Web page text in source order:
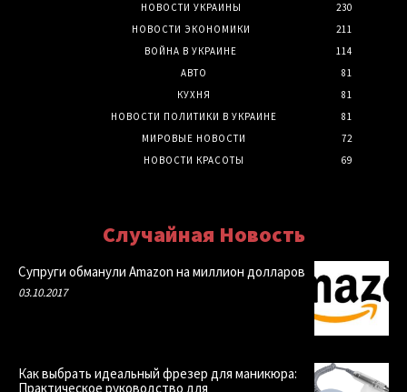
НОВОСТИ УКРАИНЫ
230
НОВОСТИ ЭКОНОМИКИ
211
ВОЙНА В УКРАИНЕ
114
АВТО
81
КУХНЯ
81
НОВОСТИ ПОЛИТИКИ В УКРАИНЕ
81
МИРОВЫЕ НОВОСТИ
72
НОВОСТИ КРАСОТЫ
69
Случайная Новость
Супруги обманули Amazon на миллион долларов
03.10.2017
Как выбрать идеальный фрезер для маникюра:
Практическое руководство для